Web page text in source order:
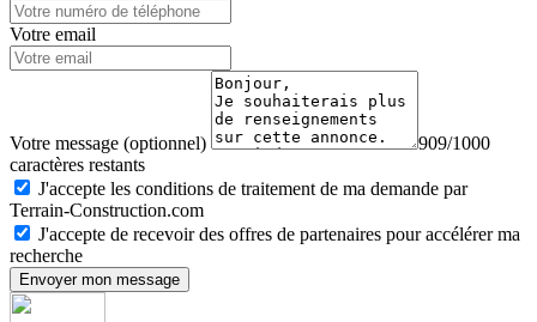
Votre email
Votre message (optionnel)
909/1000
caractères restants
J'accepte les conditions de traitement de ma demande par
Terrain-Construction.com
J'accepte de recevoir des offres de partenaires pour accélérer ma
recherche
Envoyer mon message